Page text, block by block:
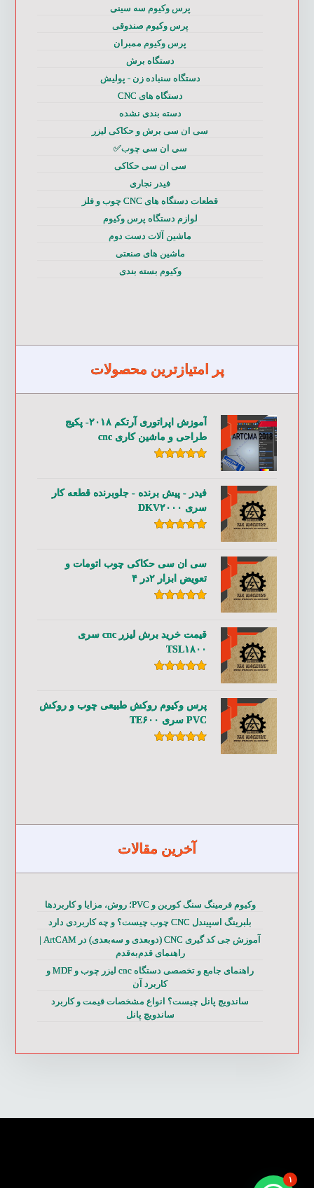
پرس وکیوم سه سینی
پرس وکیوم صندوقی
پرس وکیوم ممبران
دستگاه برش
دستگاه سنباده زن - پولیش
دستگاه های CNC
دسته بندی نشده
سی ان سی برش و حکاکی لیزر
سی ان سی چوب✅
سی ان سی حکاکی
فیدر نجاری
قطعات دستگاه های CNC چوب و فلز
لوازم دستگاه پرس وکیوم
ماشین آلات دست دوم
ماشین های صنعتی
وکیوم بسته بندی
پر امتیازترین محصولات
آموزش اپراتوری آرتکم ۲۰۱۸- پکیج
طراحی و ماشین کاری cnc
فیدر - پیش برنده - جلوبرنده قطعه کار
سری DKV۲۰۰۰
سی ان سی حکاکی چوب اتومات و
تعویض ابزار ۲در ۴
قیمت خرید برش لیزر cnc سری
TSL۱۸۰۰
پرس وکیوم روکش طبیعی چوب و روکش
PVC سری TE۶۰۰
آخرین مقالات
وکیوم فرمینگ سنگ کورین و PVC؛ روش، مزایا و کاربردها
بلبرینگ اسپیندل CNC چوب چیست؟ و چه کاربردی دارد
آموزش جی کد گیری CNC (دوبعدی و سه‌بعدی) در ArtCAM |
راهنمای قدم‌به‌قدم
راهنمای جامع و تخصصی دستگاه cnc لیزر چوب و MDF و
کاربرد آن
ساندویچ پانل چیست؟ انواع مشخصات قیمت و کاربرد
ساندویچ پانل
۱